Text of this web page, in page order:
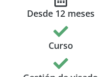
Desde 12 meses
Curso